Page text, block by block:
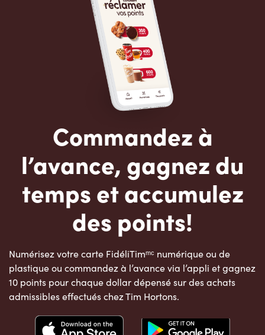
Commandez à
l’avance, gagnez du
temps et accumulez
des points!
Numérisez votre carte FidéliTimᵐᶜ numérique ou de
plastique ou commandez à l’avance via l’appli et gagnez
10 points pour chaque dollar dépensé sur des achats
admissibles effectués chez Tim Hortons.